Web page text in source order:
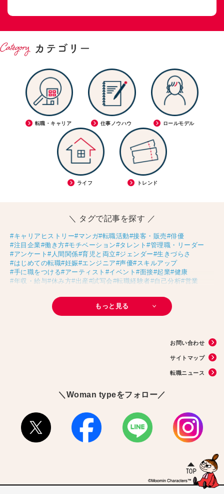
転職・キャリア 仕事ノウハウ ロールモデル
ライフ トレンド
＼ タグで記事を探す ／
#キャリアヒストリー#マンガ#転職活動#接客・販売#俳優
#注目企業#働き方#モチベーション#タレント #管理職・リーダー
#アンケート #人間関係#育児と両立#ジェンダー#生きづらさ
#はじめての転職#妊娠#エンジニア#声優#スキルアップ
#手に職をつける#アーティスト #イベント #面接#起業#健康
#年収・給与#休み方#出産#試写会#転職経験者#自己分析#営業
#30代の転職#Meets！#チームビルディング#お金
#リモートワーク
#パラレルキャリア#D＆I
#大木亜希子
#生産性アップ#恋愛#不妊治療#人事#アナウンサー
#タスク管理
もっと見る
お問い合わせ
サイトマップ
転職ニュース
＼Woman typeをフォロー／